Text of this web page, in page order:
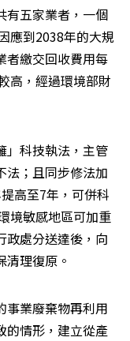
有五家業者，一個
應到2038年的大規
者繳交回收費用每
高，經過環境部財
」科技執法，主管
法；且同步修法加
高至7年，可併科
境敏感地區可加重
政處分送達後，向
理復原。
事業廢棄物再利用
的情形，建立從產